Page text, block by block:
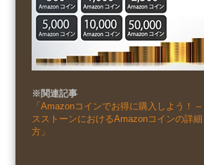
※関連記事
「Amazonコインでお得に購入しよう！ –
スストーンにおけるAmazonコインの詳
方」